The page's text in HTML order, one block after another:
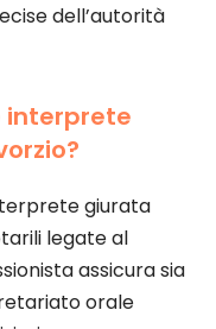
dell’autorità
interprete
giurata
legate al
assicura sia
orale